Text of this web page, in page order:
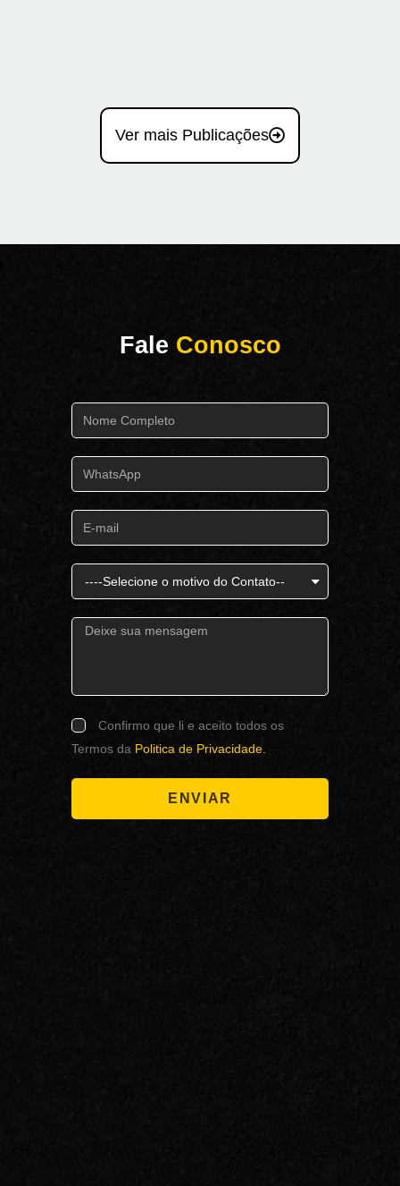
Ver mais Publicações
Fale Conosco
Confirmo que li e aceito todos os
Termos da Politica de Privacidade.
ENVIAR